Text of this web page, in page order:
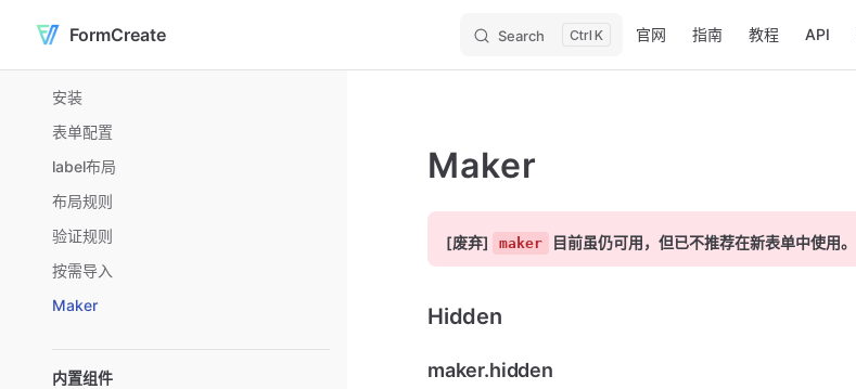
Skip to content
FormCreate Search K
官网
指南 教程 API
安装
表单配置
label布局
布局规则
验证规则
按需导入
Maker
内置组件
Maker
[废弃] maker 目前虽仍可用，但已不推荐在新表单中使用。
Hidden
maker.hidden